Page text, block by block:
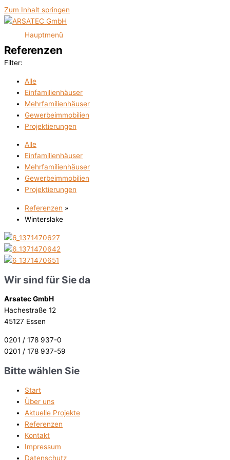
Zum Inhalt springen
Hauptmenü
Referenzen
Filter:
Alle
Einfamilienhäuser
Mehrfamilienhäuser
Gewerbeimmobilien
Projektierungen
Alle
Einfamilienhäuser
Mehrfamilienhäuser
Gewerbeimmobilien
Projektierungen
Referenzen »
Winterslake
Wir sind für Sie da
Arsatec GmbH
Hachestraße 12
45127 Essen
0201 / 178 937-0
0201 / 178 937-59
Bitte wählen Sie
Start
Über uns
Aktuelle Projekte
Referenzen
Kontakt
Impressum
Datenschutz